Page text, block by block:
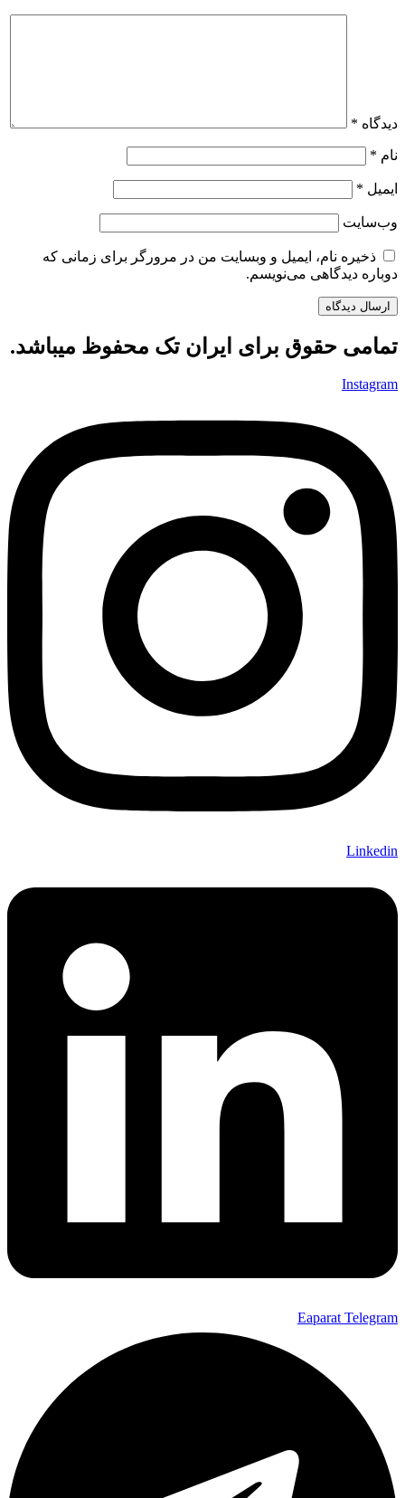
دیدگاه *
نام *
ایمیل *
وب‌سایت
ذخیره نام، ایمیل و وبسایت من در مرورگر برای زمانی که
دوباره دیدگاهی می‌نویسم.
تمامی حقوق برای ایران تک محفوظ میباشد.
Instagram
Linkedin
Eaparat Telegram